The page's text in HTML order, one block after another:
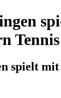
Tennis
spielt